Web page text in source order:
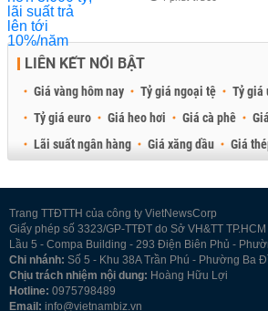
LIÊN KẾT NỔI BẬT
Giá vàng hôm nay Tỷ giá ngoại tệ Tỷ giá
Tỷ giá euro
Giá heo hơi Giá cà phê
Lãi suất ngân hàng
Giá xăng dầu
Giá
Trang TTĐTTH của công ty VietNewsCorp
Giấy phép số 3323/GP-TTĐT do Sở VH&TT
Lầu 5 - Compa Building - 293 Điện Biên Phủ -
Chi nhánh: Số 5 - Khu 38A Trần Phú - Phường Ba
Chịu trách nhiệm nội dung: Hoàng Hữu Lợi
Hotline: 0975798489
Email: info@vietnambiz.vn